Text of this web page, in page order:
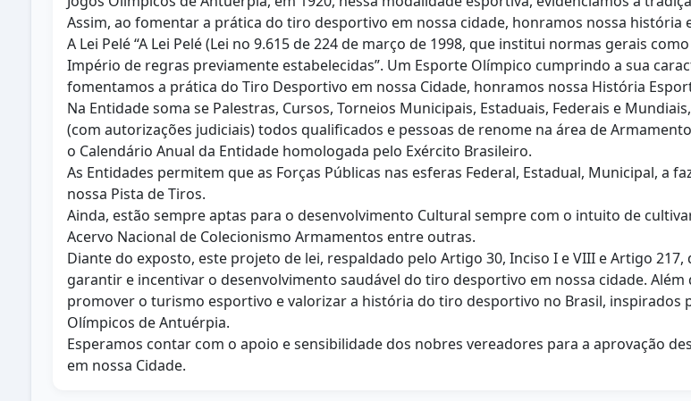
Assim, ao fomentar a prática do tiro desportivo em nossa cidade, honramos nossa
A Lei Pelé “A Lei Pelé (Lei no 9.615 de 224 de março de 1998, que institui normas gerais
Império de regras previamente estabelecidas”. Um Esporte Olímpico cumprindo a sua
fomentamos a prática do Tiro Desportivo em nossa Cidade, honramos nossa História
Na Entidade soma se Palestras, Cursos, Torneios Municipais, Estaduais, Federais e
(com autorizações judiciais) todos qualificados e pessoas de renome na área de
o Calendário Anual da Entidade homologada pelo Exército Brasileiro.
As Entidades permitem que as Forças Públicas nas esferas Federal, Estadual, Municipal, a
nossa Pista de Tiros.
Ainda, estão sempre aptas para o desenvolvimento Cultural sempre com o intuito de
Acervo Nacional de Colecionismo Armamentos entre outras.
Diante do exposto, este projeto de lei, respaldado pelo Artigo 30, Inciso I e VIII e Artigo
garantir e incentivar o desenvolvimento saudável do tiro desportivo em nossa cidade.
promover o turismo esportivo e valorizar a história do tiro desportivo no Brasil,
Olímpicos de Antuérpia.
Esperamos contar com o apoio e sensibilidade dos nobres vereadores para a aprovação
em nossa Cidade.